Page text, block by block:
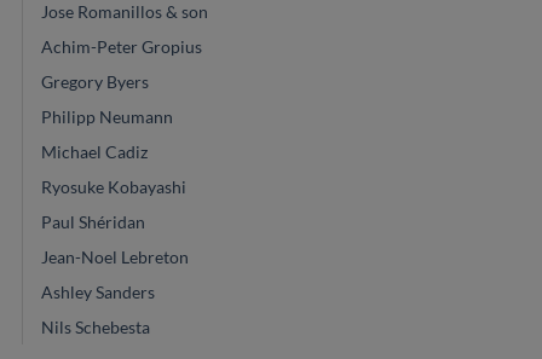
Jose Romanillos & son
Achim-Peter Gropius
Gregory Byers
Philipp Neumann
Michael Cadiz
Ryosuke Kobayashi
Paul Shéridan
Jean-Noel Lebreton
Ashley Sanders
Nils Schebesta